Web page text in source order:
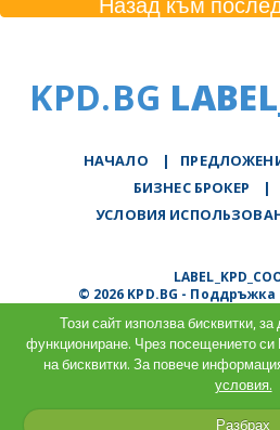
KPD.BG
НАЧАЛО |
БИЗНЕС БРОКЕР
|
УСЛОВИЯ
© 2026 KPD.BG -
Този сайт използва бисквитки,
функциониране. Чрез посещението си
на бисквитки. За повече
условия.
Разбрах